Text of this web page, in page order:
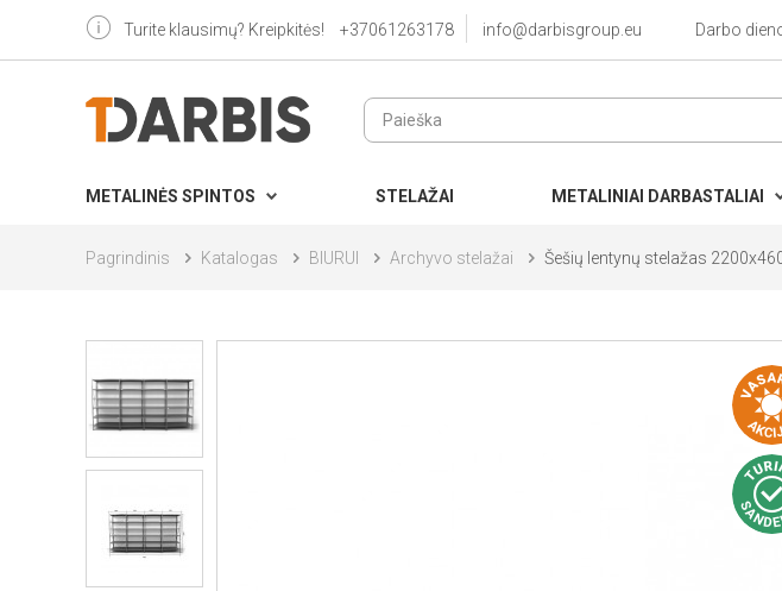
Turite klausimų? Kreipkitės! +37061263178 info@darbisgroup.eu Darbo
METALINĖS SPINTOS STELAŽAI METALINIAI DARBASTALIAI
Pagrindinis Katalogas BIURUI Archyvo stelažai Šešių lentynų stelažas